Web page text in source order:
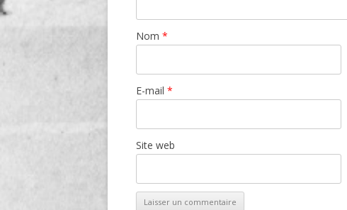
Nom *
E-mail *
Site web